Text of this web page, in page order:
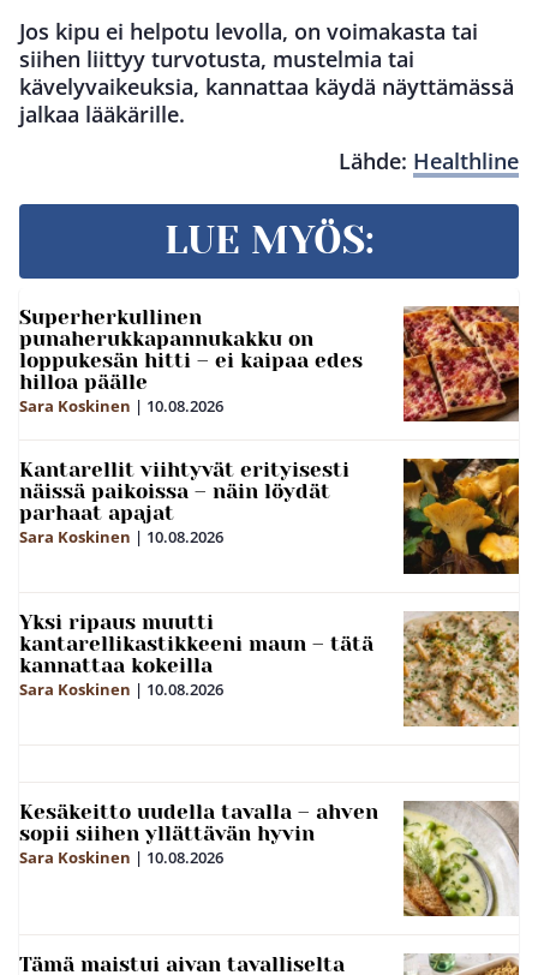
Jos kipu ei helpotu levolla, on voimakasta tai
siihen liittyy turvotusta, mustelmia tai
kävelyvaikeuksia, kannattaa käydä näyttämässä
jalkaa lääkärille.
Lähde: Healthline
LUE MYÖS:
Superherkullinen
punaherukkapannukakku on
loppukesän hitti – ei kaipaa edes
hilloa päälle
Sara Koskinen | 10.08.2026
Kantarellit viihtyvät erityisesti
näissä paikoissa – näin löydät
parhaat apajat
Sara Koskinen | 10.08.2026
Yksi ripaus muutti
kantarellikastikkeeni maun – tätä
kannattaa kokeilla
Sara Koskinen | 10.08.2026
Kesäkeitto uudella tavalla – ahven
sopii siihen yllättävän hyvin
Sara Koskinen | 10.08.2026
Tämä maistui aivan tavalliselta